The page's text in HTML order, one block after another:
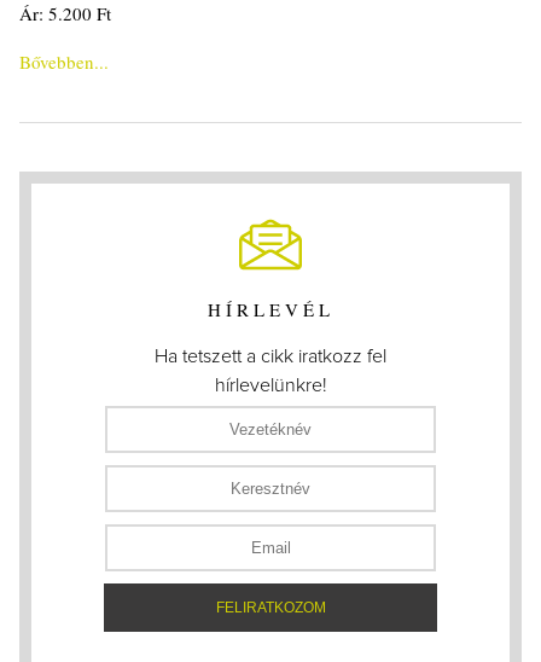
Ár: 5.200 Ft
Bővebben...
HÍRLEVÉL
Ha tetszett a cikk iratkozz fel
hírlevelünkre!